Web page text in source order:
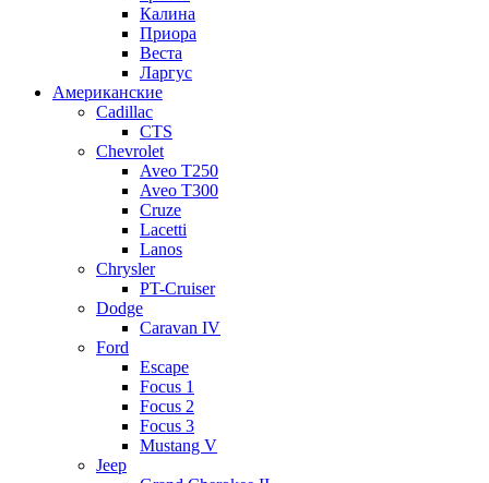
Калина
Приора
Веста
Ларгус
Американские
Cadillac
CTS
Chevrolet
Aveo Т250
Aveo T300
Cruze
Lacetti
Lanos
Chrysler
PT-Cruiser
Dodge
Caravan IV
Ford
Escape
Focus 1
Focus 2
Focus 3
Mustang V
Jeep